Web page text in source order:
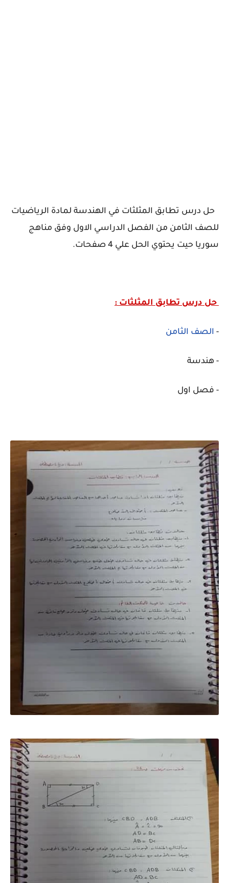
حل درس تطابق المثلثات في الهندسة لمادة الرياضيات
للصف الثامن من الفصل الدراسي الاول وفق مناهج
سوريا حيت يحتوي الحل علي 4 صفحات.
حل درس تطابق المثلثات :
- الصف الثامن
- هندسة
- فصل اول